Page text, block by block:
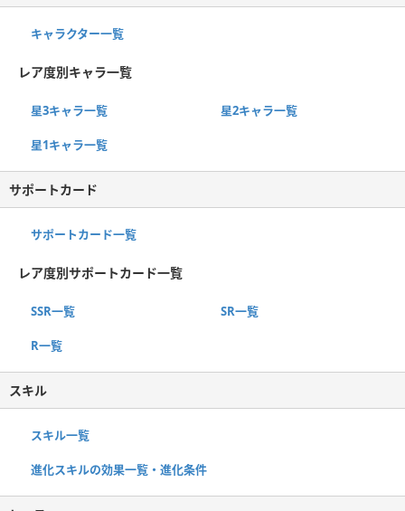
キャラクター一覧
レア度別キャラ一覧
星3キャラ一覧 星2キャラ一覧
星1キャラ一覧
サポートカード
サポートカード一覧
レア度別サポートカード一覧
SSR一覧 SR一覧
R一覧
スキル
スキル一覧
進化スキルの効果一覧・進化条件